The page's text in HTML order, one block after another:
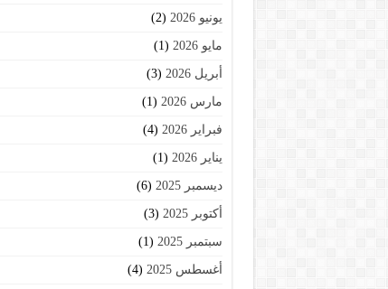
يونيو 2026 (2)
مايو 2026 (1)
أبريل 2026 (3)
مارس 2026 (1)
فبراير 2026 (4)
يناير 2026 (1)
ديسمبر 2025 (6)
أكتوبر 2025 (3)
سبتمبر 2025 (1)
أغسطس 2025 (4)